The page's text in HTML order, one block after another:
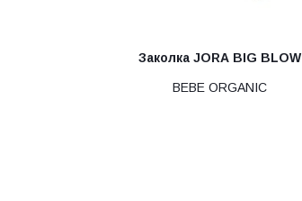
Заколка JORA BIG BLOW
BEBE ORGANIC